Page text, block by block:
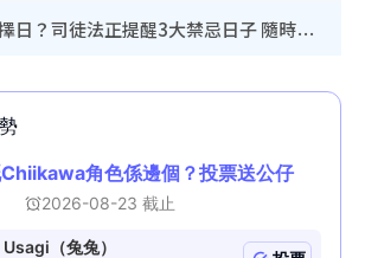
剪頭髮都要擇日？司徒法正提醒3大禁忌日子 隨時剪走財運！呢日剪髮恐「剪壽命」？